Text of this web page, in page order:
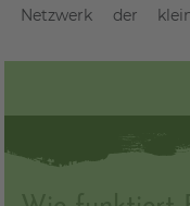
Netzwerk der